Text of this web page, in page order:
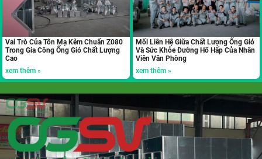
Vai Trò Của Tôn Mạ Kẽm Chuẩn Z080
Trong Gia Công Ống Gió Chất Lượng
Cao
xem thêm »
Mối Liên Hệ Giữa Chất Lượng Ống Gió
Và Sức Khỏe Đường Hô Hấp Của Nhân
Viên Văn Phòng
xem thêm »